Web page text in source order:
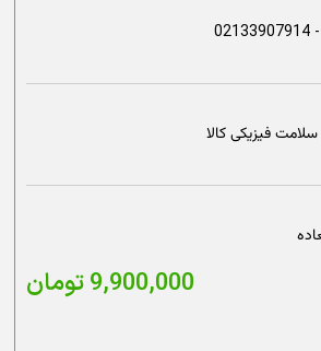
فیزیکی کالا
9,900,000تومان